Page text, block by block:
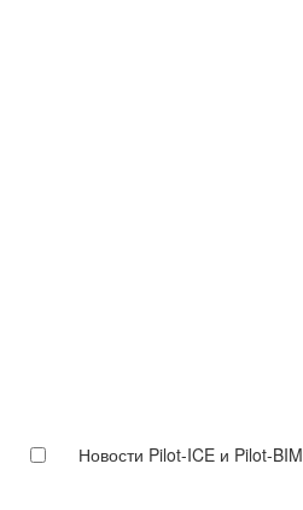
Новости Pilot-ICE и Pilot-BIM